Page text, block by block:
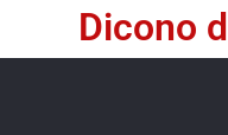
Dicono